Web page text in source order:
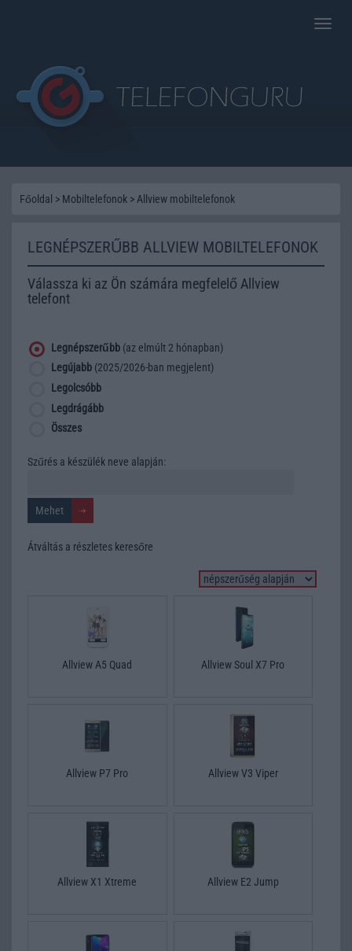
Toggle
Főoldal > Mobiltelefonok > Allview mobiltelefonok
LEGNÉPSZERŰBB ALLVIEW MOBILTELEFONOK
Válassza ki az Ön számára megfelelő Allview
telefont
Legnépszerűbb (az elmúlt 2 hónapban)
Legújabb (2025/2026-ban megjelent)
Legolcsóbb
Legdrágább
Összes
Szűrés a készülék neve alapján:
Átváltás a részletes keresőre
Allview A5 Quad Allview Soul X7 Pro
Allview P7 Pro Allview V3 Viper
Allview X1 Xtreme Allview E2 Jump